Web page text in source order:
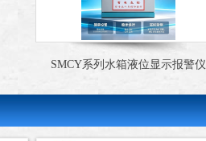
SMCY系列水箱液位显示报警仪